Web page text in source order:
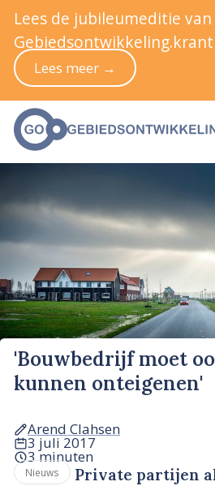
'Bouwbedrijf moet
kunnen onteigenen'
Arend Clahsen
3 juli 2017
3 minuten
Nieuws
Private partijen
Lees de jubileumeditie van
Gebiedsontwikkeling.krant
Lees meer →